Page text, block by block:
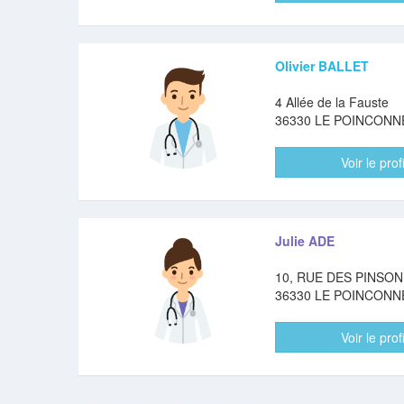
Olivier BALLET
4 Allée de la Fauste
36330 LE
Voir le
Julie ADE
10, RUE DES
36330 LE
Voir le